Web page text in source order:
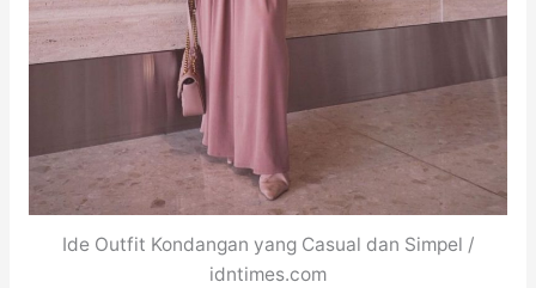
Ide Outfit Kondangan yang Casual dan Simpel /
idntimes.com